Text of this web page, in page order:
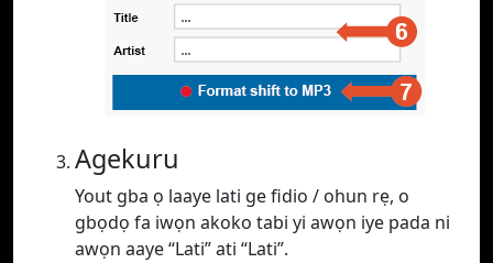
Agekuru
Yout gba ọ laaye lati ge fidio / ohun rẹ, o
gbọdọ fa iwọn akoko tabi yi awọn iye pada ni
awọn aaye “Lati” ati “Lati”.